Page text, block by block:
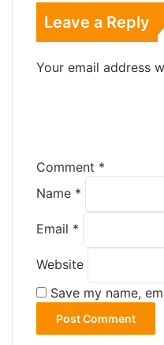
Leave a Reply
Your email address
Comment *
Name *
Email *
Website
Save my name,